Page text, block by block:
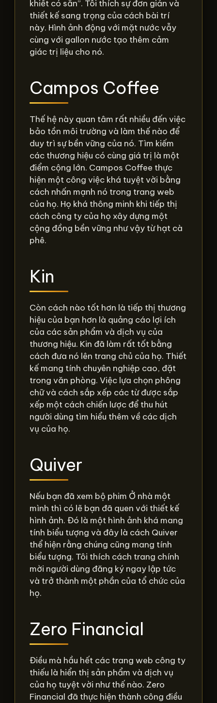
khiết có sẵn”. Tôi thích sự đơn giản và
thiết kế sang trọng của cách bài trí
này. Hình ảnh động với mặt nước vẫy
cùng với gallon nước tạo thêm cảm
giác trị liệu cho nó.
Campos Coffee
Thế hệ này quan tâm rất nhiều đến việc
bảo tồn môi trường và làm thế nào để
duy trì sự bền vững của nó. Tìm kiếm
các thương hiệu có cùng giá trị là một
điểm cộng lớn. Campos Coffee thực
hiện một công việc khá tuyệt vời bằng
cách nhấn mạnh nó trong trang web
của họ. Họ khá thông minh khi tiếp thị
cách công ty của họ xây dựng một
cộng đồng bền vững như vậy từ hạt cà
phê.
Kin
Còn cách nào tốt hơn là tiếp thị thương
hiệu của bạn hơn là quảng cáo lợi ích
của các sản phẩm và dịch vụ của
thương hiệu. Kin đã làm rất tốt bằng
cách đưa nó lên trang chủ của họ. Thiết
kế mang tính chuyên nghiệp cao, đặt
trong văn phòng. Việc lựa chọn phông
chữ và cách sắp xếp các từ được sắp
xếp một cách chiến lược để thu hút
người dùng tìm hiểu thêm về các dịch
vụ của họ.
Quiver
Nếu bạn đã xem bộ phim Ở nhà một
mình thì có lẽ bạn đã quen với thiết kế
hình ảnh. Đó là một hình ảnh khá mang
tính biểu tượng và đây là cách Quiver
thể hiện rằng chúng cũng mang tính
biểu tượng. Tôi thích cách trang chính
mời người dùng đăng ký ngay lập tức
và trở thành một phần của tổ chức của
họ.
Zero Financial
Điều mà hầu hết các trang web công ty
thiếu là hiển thị sản phẩm và dịch vụ
của họ tuyệt vời như thế nào. Zero
Financial đã thực hiện thành công điều